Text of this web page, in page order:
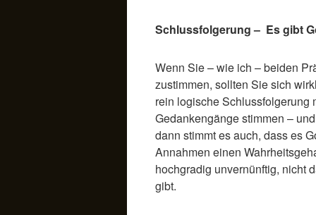
Schlussfolgerung – Es gibt
Wenn Sie – wie ich – beiden
zustimmen, sollten Sie sich
rein logische Schlussfolgerung
Gedankengänge stimmen –
dann stimmt es auch, dass es
Annahmen einen
hochgradig unvernünftig, nicht
gibt.